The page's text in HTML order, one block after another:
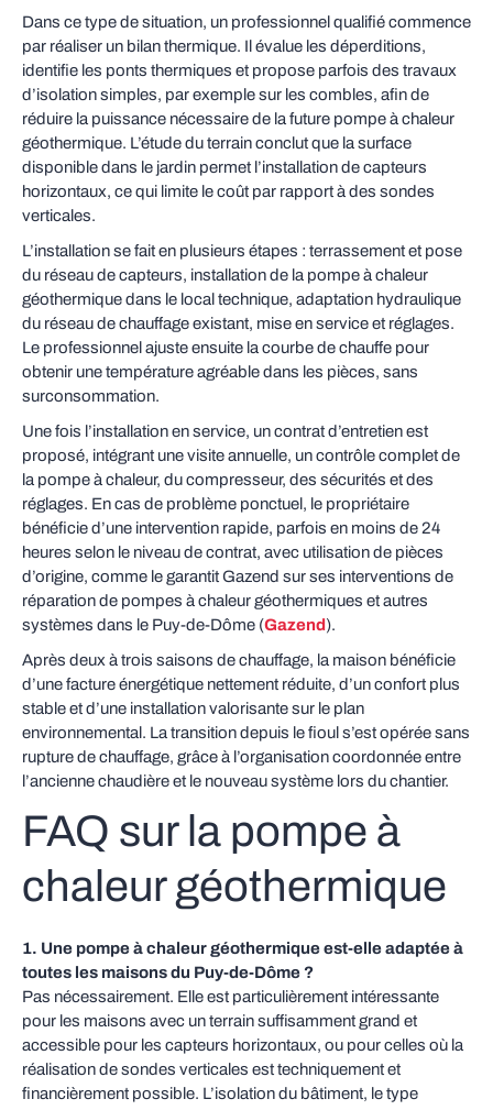
Dans ce type de situation, un professionnel qualifié commence
par réaliser un bilan thermique. Il évalue les déperditions,
identifie les ponts thermiques et propose parfois des travaux
d’isolation simples, par exemple sur les combles, afin de
réduire la puissance nécessaire de la future pompe à chaleur
géothermique. L’étude du terrain conclut que la surface
disponible dans le jardin permet l’installation de capteurs
horizontaux, ce qui limite le coût par rapport à des sondes
verticales.
L’installation se fait en plusieurs étapes : terrassement et pose
du réseau de capteurs, installation de la pompe à chaleur
géothermique dans le local technique, adaptation hydraulique
du réseau de chauffage existant, mise en service et réglages.
Le professionnel ajuste ensuite la courbe de chauffe pour
obtenir une température agréable dans les pièces, sans
surconsommation.
Une fois l’installation en service, un contrat d’entretien est
proposé, intégrant une visite annuelle, un contrôle complet de
la pompe à chaleur, du compresseur, des sécurités et des
réglages. En cas de problème ponctuel, le propriétaire
bénéficie d’une intervention rapide, parfois en moins de 24
heures selon le niveau de contrat, avec utilisation de pièces
d’origine, comme le garantit Gazend sur ses interventions de
réparation de pompes à chaleur géothermiques et autres
systèmes dans le Puy-de-Dôme (Gazend).
Après deux à trois saisons de chauffage, la maison bénéficie
d’une facture énergétique nettement réduite, d’un confort plus
stable et d’une installation valorisante sur le plan
environnemental. La transition depuis le fioul s’est opérée sans
rupture de chauffage, grâce à l’organisation coordonnée entre
l’ancienne chaudière et le nouveau système lors du chantier.
FAQ sur la pompe à
chaleur géothermique
1. Une pompe à chaleur géothermique est-elle adaptée à
toutes les maisons du Puy-de-Dôme ?
Pas nécessairement. Elle est particulièrement intéressante
pour les maisons avec un terrain suffisamment grand et
accessible pour les capteurs horizontaux, ou pour celles où la
réalisation de sondes verticales est techniquement et
financièrement possible. L’isolation du bâtiment, le type